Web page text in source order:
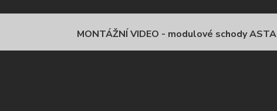
MONTÁŽNÍ VIDEO - modulové schody ASTA